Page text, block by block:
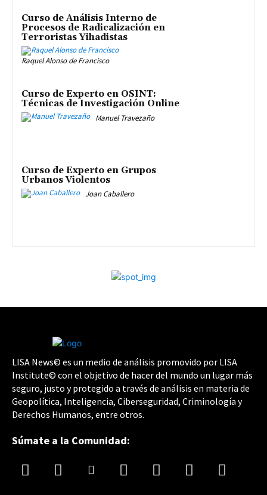
Curso de Análisis Interno de
Procesos de Radicalización en
Terroristas Yihadistas
Raquel Alonso de Francisco
Curso de Experto en OSINT:
Técnicas de Investigación Online
Manuel Travezaño
Curso de Experto en Grupos
Urbanos Violentos
Joan Caballero
LISA News© es un medio de análisis promovido por LISA
Institute© con el objetivo de hacer del mundo un lugar más
seguro, justo y protegido a través de análisis en materia de
Geopolítica, Inteligencia, Ciberseguridad, Criminología y
Derechos Humanos, entre otros.
Súmate a la Comunidad: